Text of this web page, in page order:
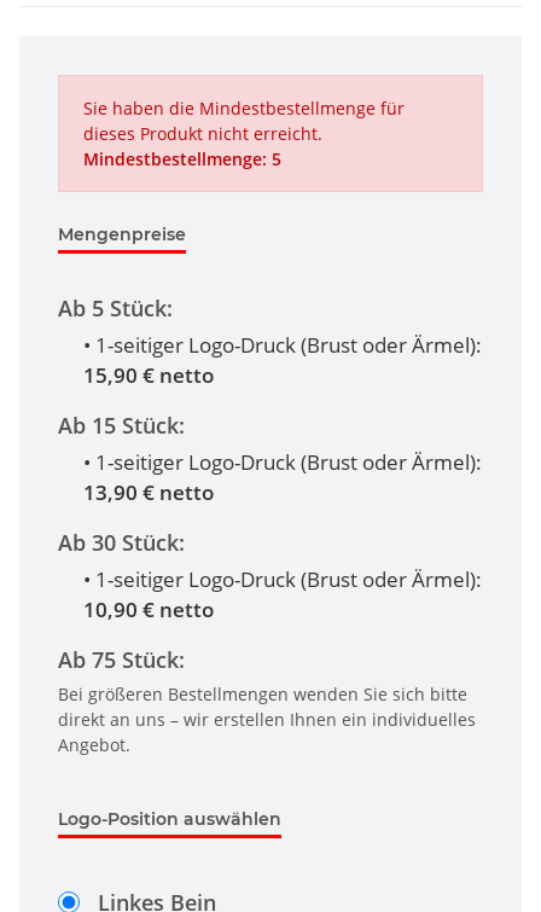
Sie haben die Mindestbestellmenge für
dieses Produkt nicht erreicht.
Mindestbestellmenge: 5
Mengenpreise
Ab 5 Stück:
• 1-seitiger Logo-Druck (Brust oder Ärmel):
15,90 € netto
Ab 15 Stück:
• 1-seitiger Logo-Druck (Brust oder Ärmel):
13,90 € netto
Ab 30 Stück:
• 1-seitiger Logo-Druck (Brust oder Ärmel):
10,90 € netto
Ab 75 Stück:
Bei größeren Bestellmengen wenden Sie sich bitte
direkt an uns – wir erstellen Ihnen ein individuelles
Angebot.
Logo-Position auswählen
Linkes Bein